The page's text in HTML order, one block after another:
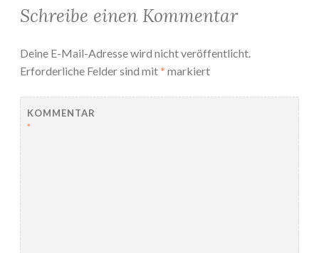
Schreibe einen Kommentar
Deine E-Mail-Adresse wird nicht veröffentlicht.
Erforderliche Felder sind mit* markiert
KOMMENTAR
*